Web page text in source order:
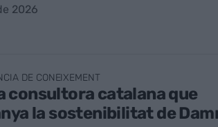
2026
DE CONEIXEMENT
consultora catalana que
la sostenibilitat de